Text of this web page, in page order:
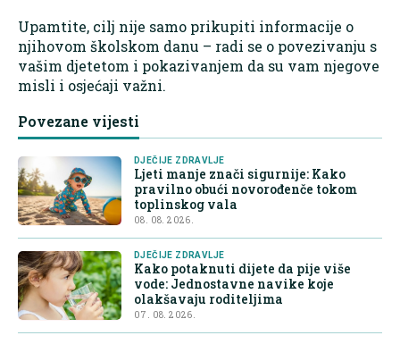
Upamtite, cilj nije samo prikupiti informacije o
njihovom školskom danu – radi se o povezivanju s
vašim djetetom i pokazivanjem da su vam njegove
misli i osjećaji važni.
Povezane vijesti
DJEČIJE ZDRAVLJE
Ljeti manje znači sigurnije: Kako
pravilno obući novorođenče tokom
toplinskog vala
08. 08. 2026.
DJEČIJE ZDRAVLJE
Kako potaknuti dijete da pije više
vode: Jednostavne navike koje
olakšavaju roditeljima
07. 08. 2026.